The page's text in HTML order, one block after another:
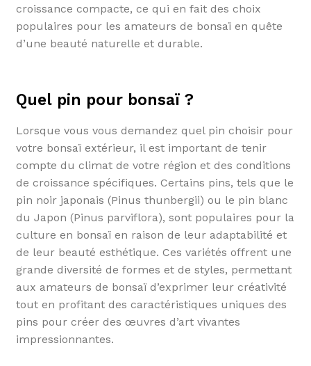
croissance compacte, ce qui en fait des choix
populaires pour les amateurs de bonsaï en quête
d’une beauté naturelle et durable.
Quel pin pour bonsaï ?
Lorsque vous vous demandez quel pin choisir pour
votre bonsaï extérieur, il est important de tenir
compte du climat de votre région et des conditions
de croissance spécifiques. Certains pins, tels que le
pin noir japonais (Pinus thunbergii) ou le pin blanc
du Japon (Pinus parviflora), sont populaires pour la
culture en bonsaï en raison de leur adaptabilité et
de leur beauté esthétique. Ces variétés offrent une
grande diversité de formes et de styles, permettant
aux amateurs de bonsaï d’exprimer leur créativité
tout en profitant des caractéristiques uniques des
pins pour créer des œuvres d’art vivantes
impressionnantes.